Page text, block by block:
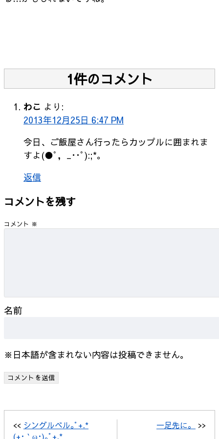
1件のコメント
わこ より:
2013年12月25日 6:47 PM
今日、ご飯屋さん行ったらカップルに囲まれま
すよ(●ﾟ，_･･ﾟ):;*｡
返信
コメントを残す
コメント ※
名前
※日本語が含まれない内容は投稿できません。
<< シングルベル｡ﾟ+.*
(+･｀ω･)｡ﾟ+.*
一足先に。 >>